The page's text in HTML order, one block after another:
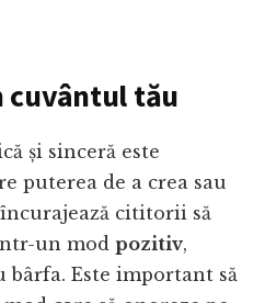
cuvântul tău
și sinceră este
puterea de a crea sau
cititorii să
un modpozitiv,
Este important să